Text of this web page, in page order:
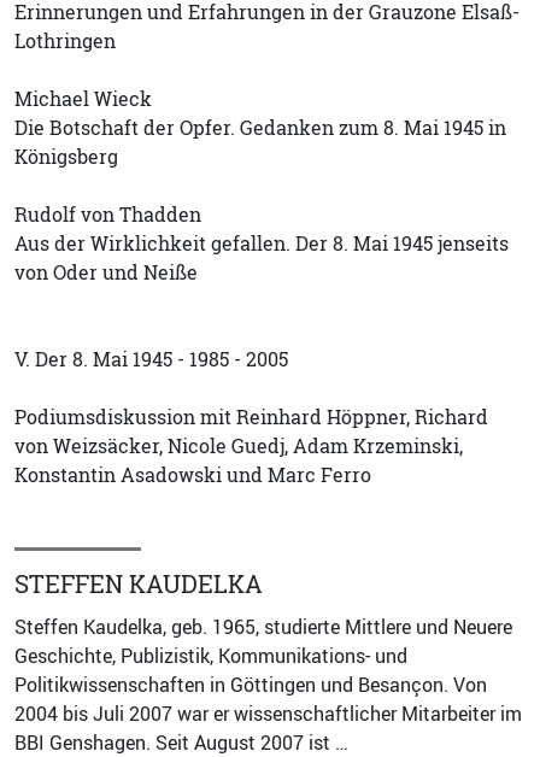
Erinnerungen und Erfahrungen in der Grauzone Elsaß-
Lothringen
Michael Wieck
Die Botschaft der Opfer. Gedanken zum 8. Mai 1945 in
Königsberg
Rudolf von Thadden
Aus der Wirklichkeit gefallen. Der 8. Mai 1945 jenseits
von Oder und Neiße
V. Der 8. Mai 1945 - 1985 - 2005
Podiumsdiskussion mit Reinhard Höppner, Richard
von Weizsäcker, Nicole Guedj, Adam Krzeminski,
Konstantin Asadowski und Marc Ferro
STEFFEN KAUDELKA
Steffen Kaudelka, geb. 1965, studierte Mittlere und Neuere
Geschichte, Publizistik, Kommunikations- und
Politikwissenschaften in Göttingen und Besançon. Von
2004 bis Juli 2007 war er wissenschaftlicher Mitarbeiter im
BBI Genshagen. Seit August 2007 ist …